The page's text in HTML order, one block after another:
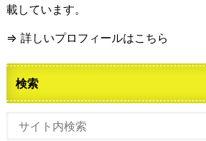
載しています。
⇒ 詳しいプロフィールはこちら
検索